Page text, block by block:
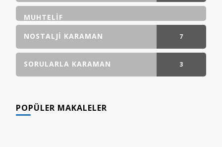
MUHTELIF
NOSTALJI KARAMAN
7
GÖNDERI(LER)
SORULARLA KARAMAN 3
POPÜLER MAKALELER